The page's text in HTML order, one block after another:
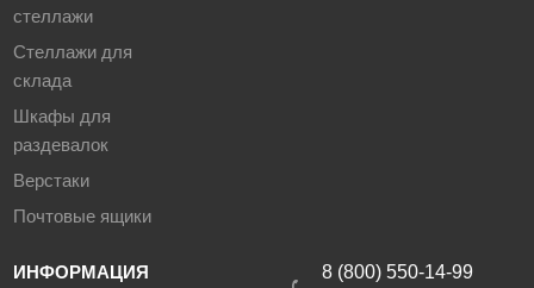
стеллажи
Стеллажи для
склада
Шкафы для
раздевалок
Верстаки
Почтовые ящики
ИНФОРМАЦИЯ
8 (800) 550-14-99